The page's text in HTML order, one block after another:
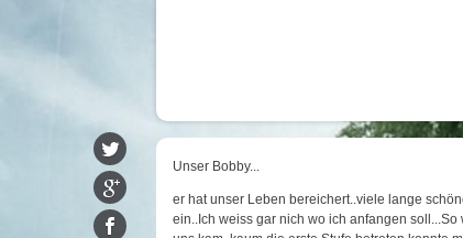
Unser Bobby...
er hat unser Leben bereichert..viele lange
ein..Ich weiss gar nich wo ich anfangen